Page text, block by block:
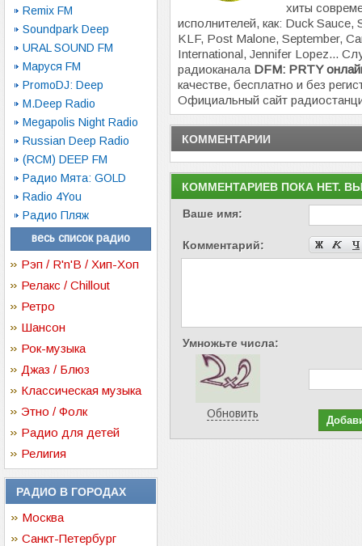
Remix FM
Soundpark Deep
URAL SOUND FM
Маруся FM
PromoDJ: Deep
M.Deep Radio
Megapolis Night Radio
Russian Deep Radio
(RCM) DEEP FM
Радио Мята: GOLD
Radio 4You
Радио Пляж
весь список радио
Рэп / R'n'B / Хип-Хоп
Релакс / Chillout
Ретро
Шансон
Рок-музыка
Джаз / Блюз
Классическая музыка
Этно / Фолк
Радио для детей
Религия
РАДИО В ГОРОДАХ
Москва
Санкт-Петербург
хиты
исполнителей, как: Duck
KLF, Post Malone, September,
International, Jennifer Lopez...
радиоканала DFM: PRTY
качестве, бесплатно и без
Официальный сайт
КОММЕНТАРИИ
КОММЕНТАРИЕВ ПОКА НЕТ.
Ваше имя:
Комментарий:
Умножьте числа:
Обновить